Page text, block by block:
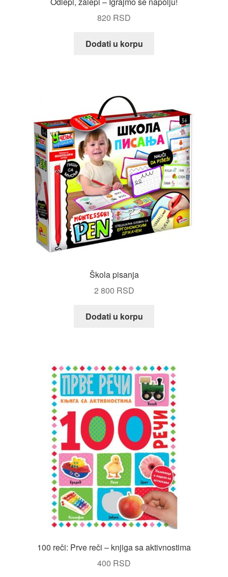
820 RSD
Dodati u korpu
Škola pisanja
2 800 RSD
Dodati u korpu
100 reči: Prve reči – knjiga sa aktivnostima
400 RSD